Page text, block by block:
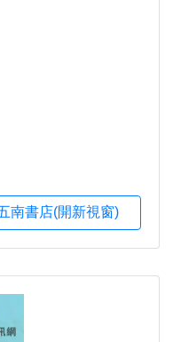
南書店(開新視窗)